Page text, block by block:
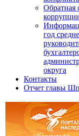
Обратная
год
округа
Контакты
Отчет главы